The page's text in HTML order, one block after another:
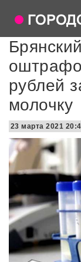
рублей
молочку
23 марта 2021